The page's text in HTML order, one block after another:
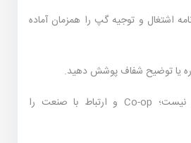
اشتغال و توجیه گپ را همزمان آماده
یا توضیح شفاف پوشش دهید.
رتبه دانشگاه تنها معیار نیست؛ Co-op و ارتباط با صنعت را